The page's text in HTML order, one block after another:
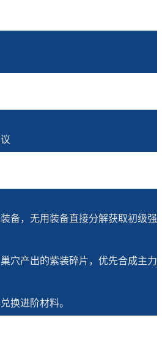
备，无用装备直接分解获取初级强
穴产出的紫装碎片，优先合成主力
换进阶材料。